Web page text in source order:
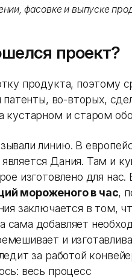
фасовке и выпуске
проект?
продукта, поэтому
патенты, во-вторых,
кустарном и старом
линию. В
Дания. Там и
изготовлено для нас.
мороженого в час,
заключается в том,
сама добавляет
и
за работой
весь процесс